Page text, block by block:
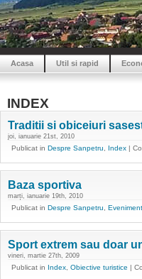
Acasa Util si rapid
INDEX
Traditii si obiceiuri
joi, ianuarie 21st, 2010
Publicat in Despre Sanpetru Index |
Baza sportiva
marți, ianuarie 19th, 2010
Publicat in Despre Sanpetru
Sport extrem sau doar
vineri, martie 27th, 2009
Publicat in Index Obiective turistice |